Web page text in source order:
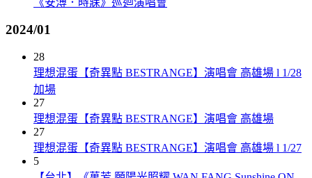
2024/01
28
理想混蛋【奇異點 BESTRANGE】演唱會 高雄場 l 1/28
加場
27
理想混蛋【奇異點 BESTRANGE】演唱會 高雄場
27
理想混蛋【奇異點 BESTRANGE】演唱會 高雄場 l 1/27
5